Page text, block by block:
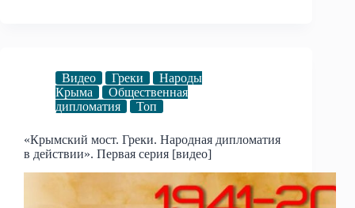
Видео Греки
Народы
Крыма
Общественная
дипломатия
Топ
«Крымский мост. Греки. Народная дипломатия
в действии». Первая серия [видео]